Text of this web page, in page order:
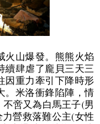
火山爆發。熊熊火焰
續肆虐了龐貝三天三
因重力牽引下降時形
。米洛衝鋒陷陣，情
啻又為白馬王子(男
營救落難公主(女性